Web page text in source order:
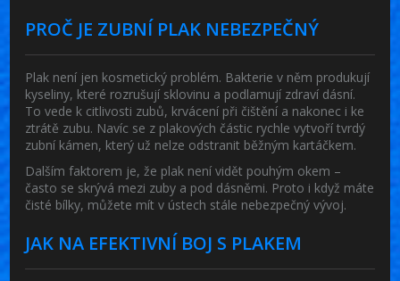
PROČ JE ZUBNÍ PLAK NEBEZPEČNÝ
Plak není jen kosmetický problém. Bakterie v něm produkují
kyseliny, které rozrušují sklovinu a podlamují zdraví dásní.
To vede k citlivosti zubů, krvácení při čištění a nakonec i ke
ztrátě zubu. Navíc se z plakových částic rychle vytvoří tvrdý
zubní kámen, který už nelze odstranit běžným kartáčkem.
Dalším faktorem je, že plak není vidět pouhým okem –
často se skrývá mezi zuby a pod dásněmi. Proto i když máte
čisté bílky, můžete mít v ústech stále nebezpečný vývoj.
JAK NA EFEKTIVNÍ BOJ S PLAKEM